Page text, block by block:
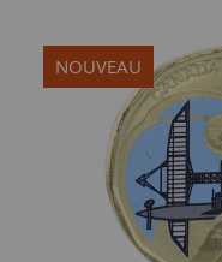
NOUVEAU